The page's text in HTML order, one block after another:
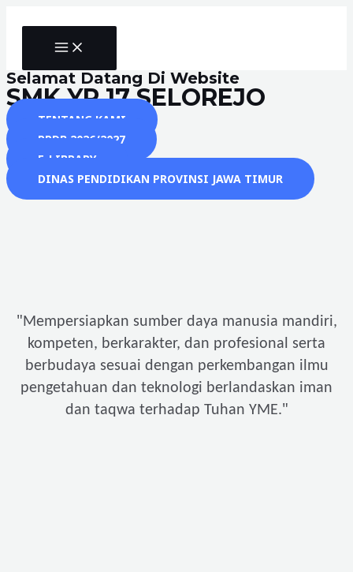
MAIN
MENU
Selamat Datang Di Website
SMK YP 17 SELOREJO
TENTANG KAMI
PPDB 2026/2027
E-LIBRARY
DINAS PENDIDIKAN PROVINSI JAWA TIMUR
"Mempersiapkan sumber daya manusia mandiri,
kompeten, berkarakter, dan profesional serta
berbudaya sesuai dengan perkembangan ilmu
pengetahuan dan teknologi berlandaskan iman
dan taqwa terhadap Tuhan YME."